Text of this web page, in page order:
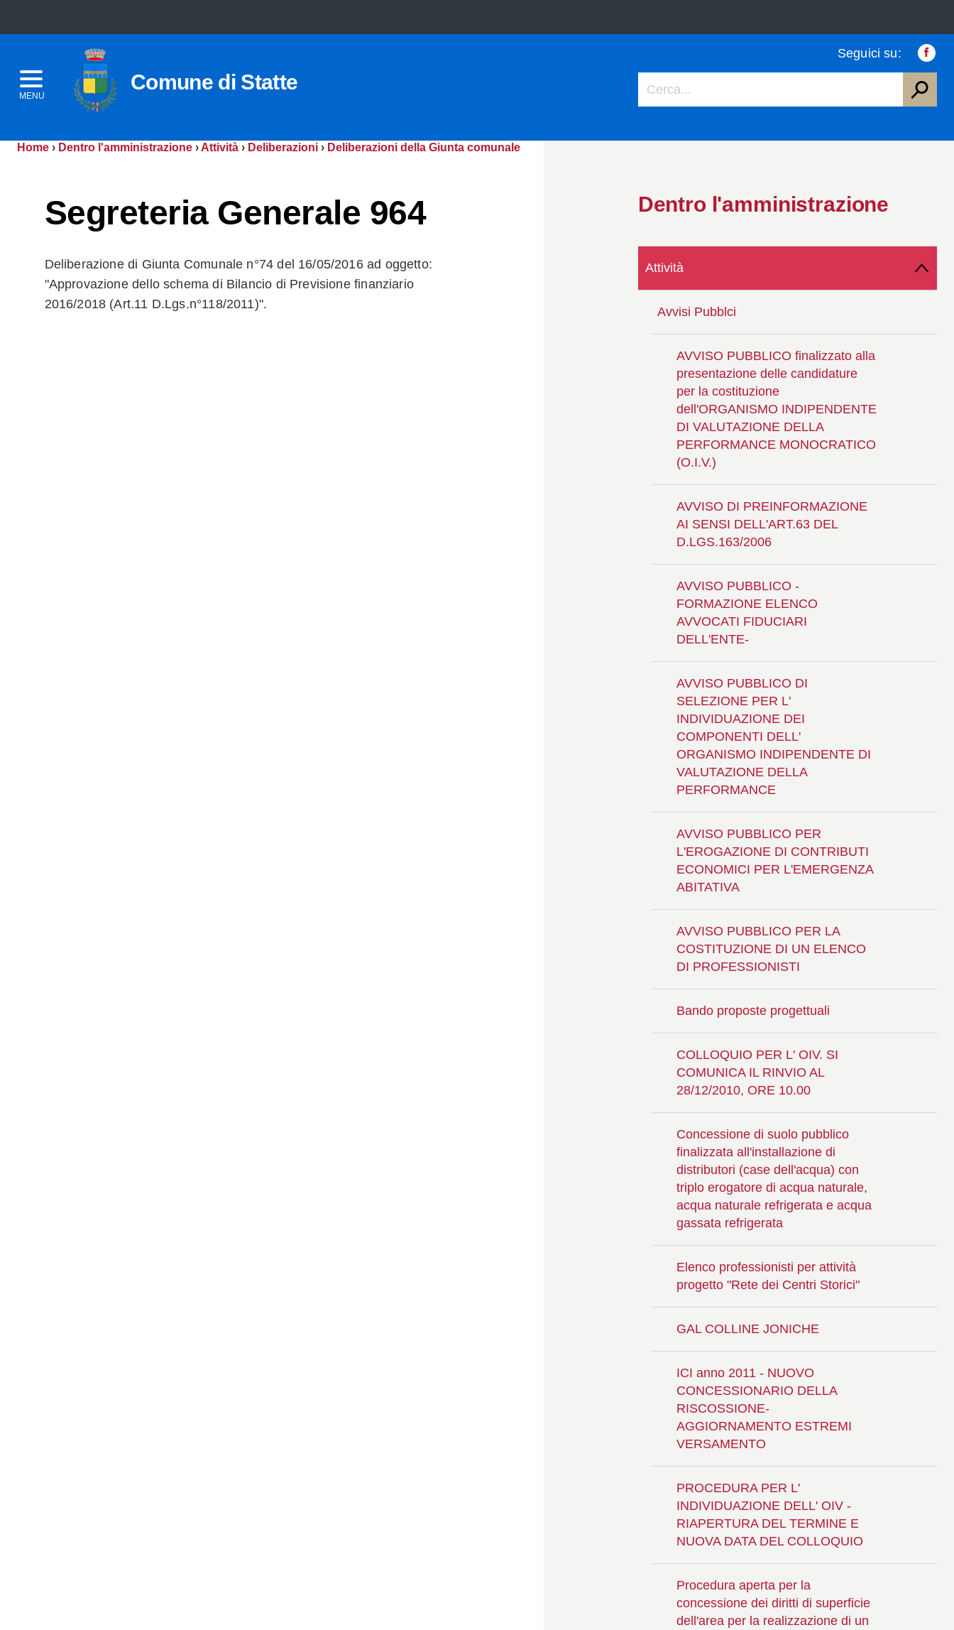
MENU
Comune di Statte
Seguici su:
Home › Dentro l'amministrazione › Attività › Deliberazioni › Deliberazioni della Giunta comunale
Segreteria Generale 964
Deliberazione di Giunta Comunale n°74 del 16/05/2016 ad oggetto:
"Approvazione dello schema di Bilancio di Previsione finanziario
2016/2018 (Art.11 D.Lgs.n°118/2011)".
Dentro l'amministrazione
Attività
Avvisi Pubblci
AVVISO PUBBLICO finalizzato alla
presentazione delle candidature
per la costituzione
dell'ORGANISMO INDIPENDENTE
DI VALUTAZIONE DELLA
PERFORMANCE MONOCRATICO
(O.I.V.)
AVVISO DI PREINFORMAZIONE
AI SENSI DELL'ART.63 DEL
D.LGS.163/2006
AVVISO PUBBLICO -
FORMAZIONE ELENCO
AVVOCATI FIDUCIARI
DELL'ENTE-
AVVISO PUBBLICO DI
SELEZIONE PER L'
INDIVIDUAZIONE DEI
COMPONENTI DELL'
ORGANISMO INDIPENDENTE DI
VALUTAZIONE DELLA
PERFORMANCE
AVVISO PUBBLICO PER
L'EROGAZIONE DI CONTRIBUTI
ECONOMICI PER L'EMERGENZA
ABITATIVA
AVVISO PUBBLICO PER LA
COSTITUZIONE DI UN ELENCO
DI PROFESSIONISTI
Bando proposte progettuali
COLLOQUIO PER L' OIV. SI
COMUNICA IL RINVIO AL
28/12/2010, ORE 10.00
Concessione di suolo pubblico
finalizzata all'installazione di
distributori (case dell'acqua) con
triplo erogatore di acqua naturale,
acqua naturale refrigerata e acqua
gassata refrigerata
Elenco professionisti per attività
progetto "Rete dei Centri Storici"
GAL COLLINE JONICHE
ICI anno 2011 - NUOVO
CONCESSIONARIO DELLA
RISCOSSIONE-
AGGIORNAMENTO ESTREMI
VERSAMENTO
PROCEDURA PER L'
INDIVIDUAZIONE DELL' OIV -
RIAPERTURA DEL TERMINE E
NUOVA DATA DEL COLLOQUIO
Procedura aperta per la
concessione dei diritti di superficie
dell'area per la realizzazione di un